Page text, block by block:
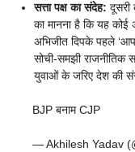
सत्ता पक्ष का संदेह: दूसरी
का मानना है कि यह
अभिजीत दिपके पहले
सोची-समझी राजनीतिक
युवाओं के जरिए देश की
BJP बनाम CJP
— Akhilesh Yadav